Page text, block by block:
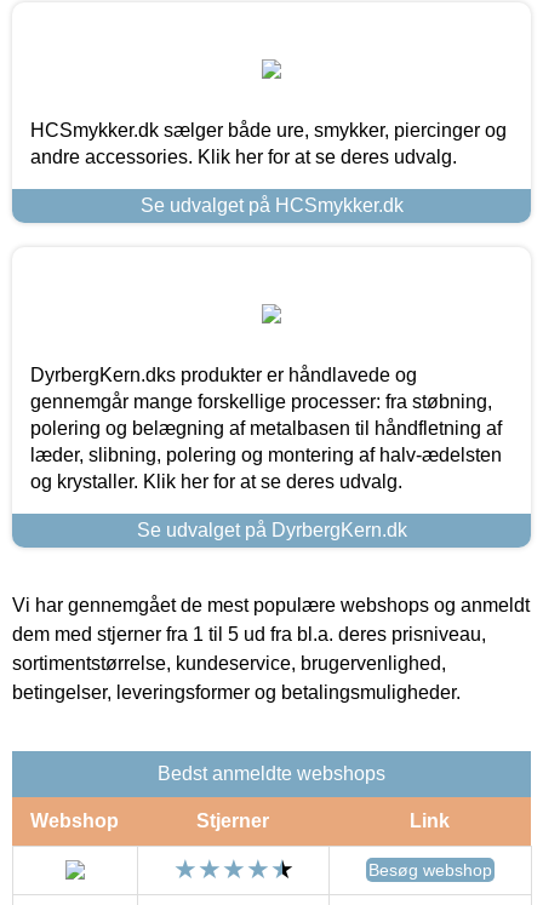
HCSmykker.dk sælger både ure, smykker, piercinger og
andre accessories. Klik her for at se deres udvalg.
Se udvalget på HCSmykker.dk
DyrbergKern.dks produkter er håndlavede og
gennemgår mange forskellige processer: fra støbning,
polering og belægning af metalbasen til håndfletning af
læder, slibning, polering og montering af halv-ædelsten
og krystaller. Klik her for at se deres udvalg.
Se udvalget på DyrbergKern.dk
Vi har gennemgået de mest populære webshops og anmeldt
dem med stjerner fra 1 til 5 ud fra bl.a. deres prisniveau,
sortimentstørrelse, kundeservice, brugervenlighed,
betingelser, leveringsformer og betalingsmuligheder.
Bedst anmeldte webshops
Webshop Stjerner Link
Besøg webshop